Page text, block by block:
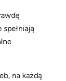
na każdą